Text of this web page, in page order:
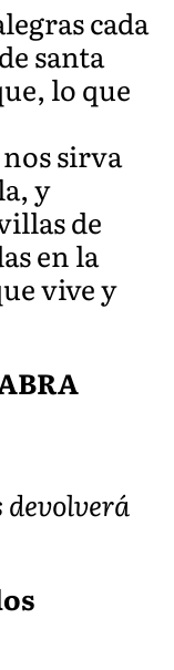
cada
santa
lo que
sirva
y
de
en la
vive y
devolverá